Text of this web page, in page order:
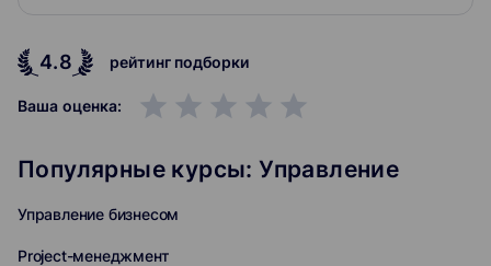
4.8 рейтинг подборки
Ваша оценка: grade grade grade grade grade
Популярные курсы: Управление
Управление бизнесом
Project-менеджмент